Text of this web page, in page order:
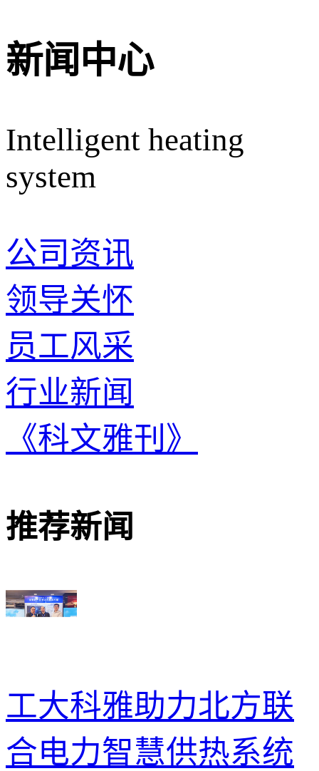
新闻中心
Intelligent heating
system
公司资讯
领导关怀
员工风采
行业新闻
《科文雅刊》
推荐新闻
工大科雅助力北方联
合电力智慧供热系统